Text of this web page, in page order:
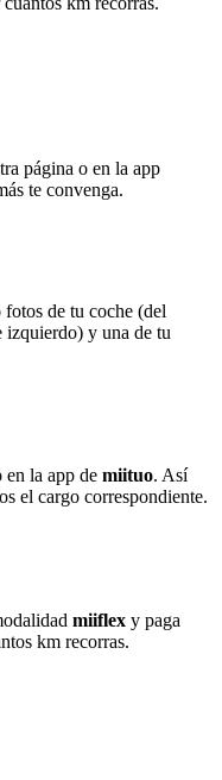
página o en la app
te convenga.
fotos de tu coche (del
izquierdo) y una de tu
en la app de miituo. Así
el cargo correspondiente.
miiflex y paga
km recorras.